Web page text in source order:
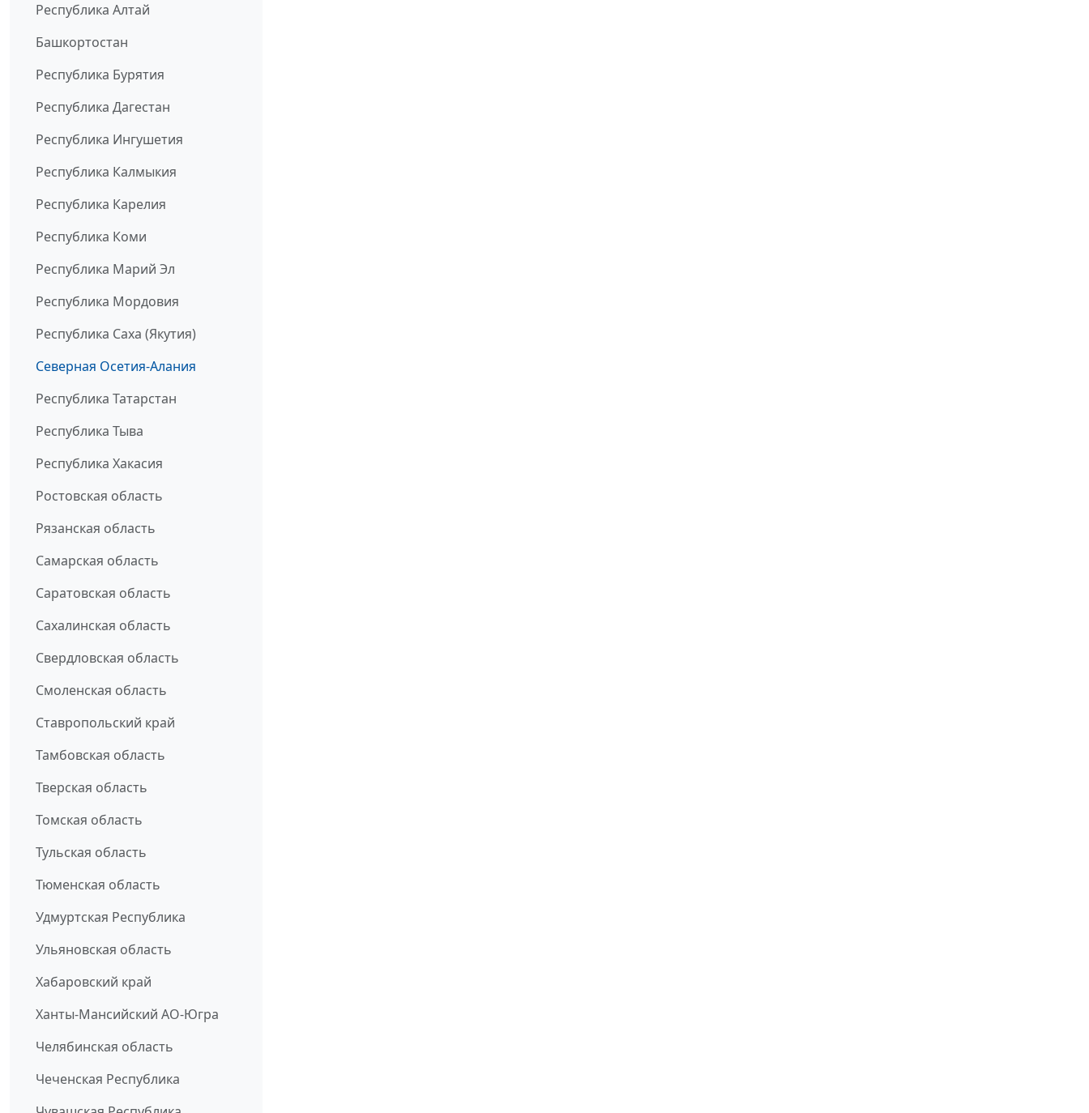
Республика Алтай
Башкортостан
Республика Бурятия
Республика Дагестан
Республика Ингушетия
Республика Калмыкия
Республика Карелия
Республика Коми
Республика Марий Эл
Республика Мордовия
Республика Саха (Якутия)
Северная Осетия-Алания
Республика Татарстан
Республика Тыва
Республика Хакасия
Ростовская область
Рязанская область
Самарская область
Саратовская область
Сахалинская область
Свердловская область
Смоленская область
Ставропольский край
Тамбовская область
Тверская область
Томская область
Тульская область
Тюменская область
Удмуртская Республика
Ульяновская область
Хабаровский край
Ханты-Мансийский АО-Югра
Челябинская область
Чеченская Республика